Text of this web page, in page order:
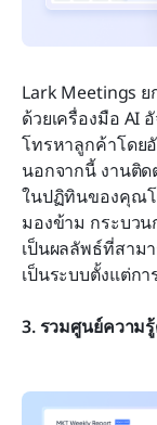
Lark Meetings
ด้วยเครื่องมือ AI
โทรหาลูกค้าโดย
นอกจากนี้ งานติ
ในปฏิทินของคุณโ
มองข้าม กระบว
เป็นผลลัพธ์ที่สาม
เป็นระบบตั้งแต่ก
3. รวมศูนย์ความ